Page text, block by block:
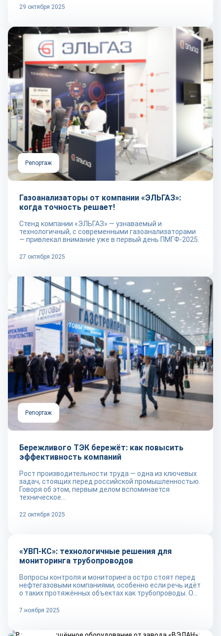
29 октября 2025
Репортаж
Газоанализаторы от компании «ЭЛЬГАЗ»:
когда точность решает!
Стенд компании «ЭЛЬГАЗ» — узнаваемый и
технологичный, с современными газоанализаторами
— привлекал внимание уже в первый день ПМГФ-2025.
27 октября 2025
Репортаж
Бережливого ТЭК бережёт: как повысить
эффективность компаний
Рост производительности труда — одна из ключевых
задач, стоящих перед российской промышленностью.
Говоря об этом, первым делом вспоминается
техническое...
22 октября 2025
Репортаж
«УВП-КС»: технологичные решения для
мониторинга трубопроводов
Вопросы контроля и мониторинга остро стоят перед
нефтегазовыми компаниями, особенно если речь идёт
о таких протяжённых объектах как трубопроводы. О...
7 ноября 2025